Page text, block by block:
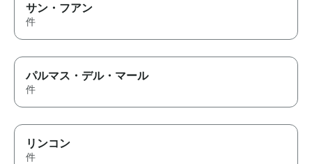
サン・フアン
件
パルマス・デル・マール
件
リンコン
件